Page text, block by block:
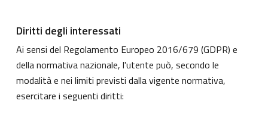
Diritti degli interessati
Ai sensi del Regolamento Europeo 2016/679 (GDPR) e
della normativa nazionale, l'utente può, secondo le
modalità e nei limiti previsti dalla vigente normativa,
esercitare i seguenti diritti: